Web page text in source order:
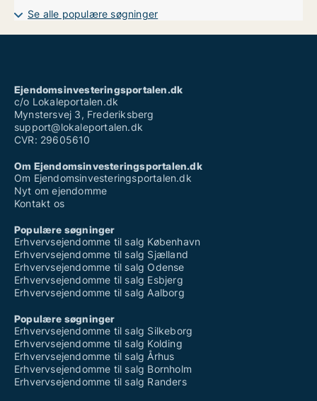
Se alle populære søgninger
Ejendomsinvesteringsportalen.dk
c/o Lokaleportalen.dk
Mynstersvej 3, Frederiksberg
support@lokaleportalen.dk
CVR: 29605610
Om Ejendomsinvesteringsportalen.dk
Om Ejendomsinvesteringsportalen.dk
Nyt om ejendomme
Kontakt os
Populære søgninger
Erhvervsejendomme til salg København
Erhvervsejendomme til salg Sjælland
Erhvervsejendomme til salg Odense
Erhvervsejendomme til salg Esbjerg
Erhvervsejendomme til salg Aalborg
Populære søgninger
Erhvervsejendomme til salg Silkeborg
Erhvervsejendomme til salg Kolding
Erhvervsejendomme til salg Århus
Erhvervsejendomme til salg Bornholm
Erhvervsejendomme til salg Randers